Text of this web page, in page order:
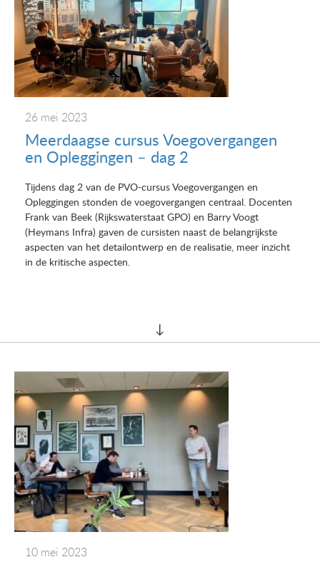
26 mei 2023
Meerdaagse cursus Voegovergangen
en Opleggingen – dag 2
Tijdens dag 2 van de PVO-cursus Voegovergangen en
Opleggingen stonden de voegovergangen centraal. Docenten
Frank van Beek (Rijkswaterstaat GPO) en Barry Voogt
(Heymans Infra) gaven de cursisten naast de belangrijkste
aspecten van het detailontwerp en de realisatie, meer inzicht
in de kritische aspecten.
10 mei 2023